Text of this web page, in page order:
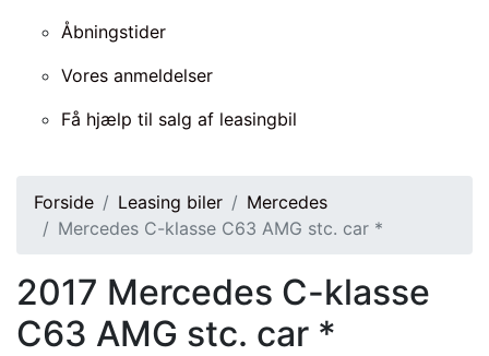
Åbningstider
Vores anmeldelser
Få hjælp til salg af leasingbil
Forside Leasing biler
Mercedes
Mercedes C-klasse C63 AMG stc. car *
2017 Mercedes C-klasse
C63 AMG stc. car *